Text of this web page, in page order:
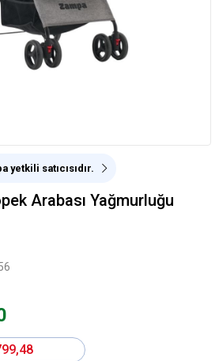
yetkili satıcısıdır.
Arabası Yağmurluğu